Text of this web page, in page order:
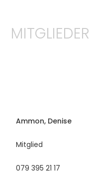
MITGLIEDER
Ammon, Denise
Mitglied
079 395 21 17